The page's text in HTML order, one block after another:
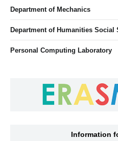
Department of Mechanics
Department of Humanities Social
Personal Computing Laboratory
Information